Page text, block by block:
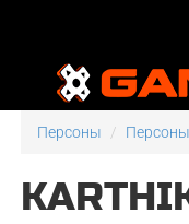
Персоны Персоны